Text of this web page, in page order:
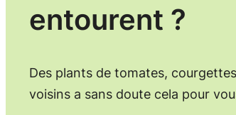
entourent ?
Des plants de tomates,
voisins a sans doute cela pour